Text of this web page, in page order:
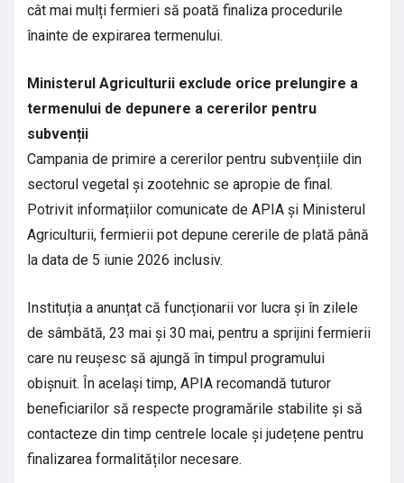
cât mai mulți fermieri să poată finaliza procedurile
înainte de expirarea termenului.
Ministerul Agriculturii exclude orice prelungire a
termenului de depunere a cererilor pentru
subvenții
Campania de primire a cererilor pentru subvențiile din
sectorul vegetal și zootehnic se apropie de final.
Potrivit informațiilor comunicate de APIA și Ministerul
Agriculturii, fermierii pot depune cererile de plată până
la data de 5 iunie 2026 inclusiv.
Instituția a anunțat că funcționarii vor lucra și în zilele
de sâmbătă, 23 mai și 30 mai, pentru a sprijini fermierii
care nu reușesc să ajungă în timpul programului
obișnuit. În același timp, APIA recomandă tuturor
beneficiarilor să respecte programările stabilite și să
contacteze din timp centrele locale și județene pentru
finalizarea formalităților necesare.